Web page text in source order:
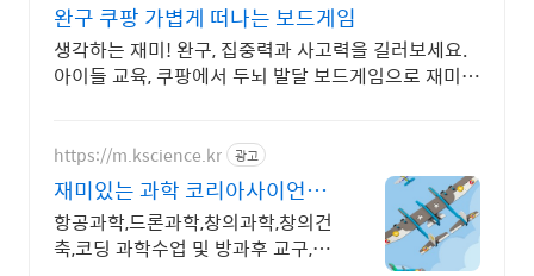
완구 쿠팡 가볍게 떠나는 보드게임
생각하는 재미! 완구, 집중력과 사고력을 길러보세요.
아이들 교육, 쿠팡에서 두뇌 발달 보드게임으로 재미있
https://m.kscience.kr 광고
재미있는 과학 코리아사이언스
방과후 수업,교구전문
항공과학,드론과학,창의과학,창의건
축,코딩 과학수업 및 방과후 교구,교